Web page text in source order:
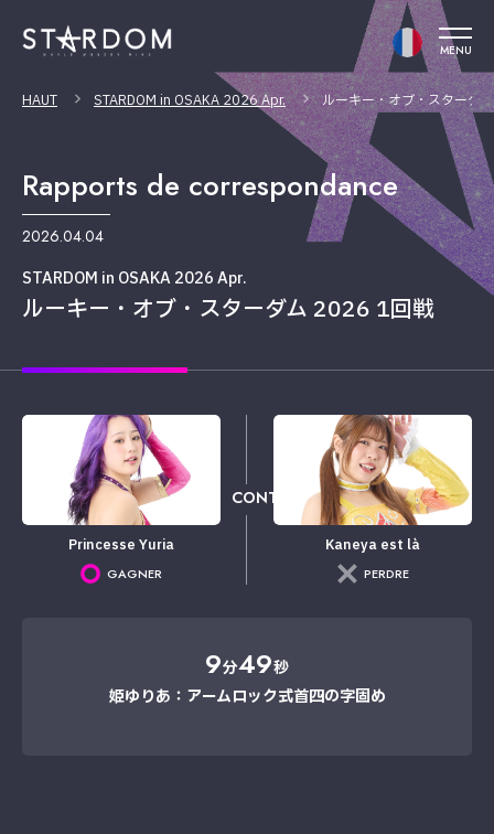
MENU
HAUT STARDOM in OSAKA 2026 Apr. ルーキー・オブ・スターダ
Rapports de correspondance
2026.04.04
STARDOM in OSAKA 2026 Apr.
ルーキー・オブ・スターダム 2026 1回戦
Princesse Yuria
GAGNER
CONTRE
Kaneya est là
PERDRE
9分49秒
姫ゆりあ：アームロック式首四の字固め